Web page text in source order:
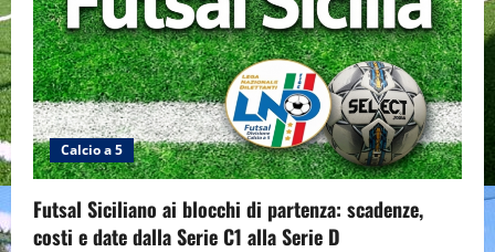
a
t
i
o
n
Calcio a 5
Futsal Siciliano ai blocchi di partenza: scadenze,
costi e date dalla Serie C1 alla Serie D